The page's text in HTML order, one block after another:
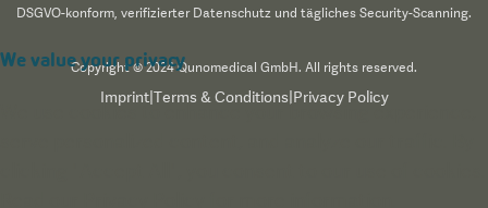
DSGVO-konform, verifizierter Datenschutz und tägliches Security-Scanning.
Copyright © 2024 Qunomedical GmbH. All rights reserved.
Imprint| Terms & Conditions Privacy Policy
We value your privacy
We use cookies to enhance your browsing experience,